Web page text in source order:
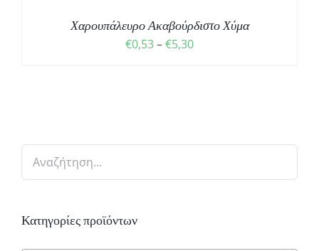
Χαρουπάλευρο Ακαβούρδιστο Χύμα
€0,53–€5,30Price
Κατηγορίες προϊόντων